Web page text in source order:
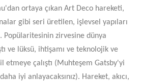
ortaya çıkan Art Deco hareketi,
gibi seri üretilen, işlevsel yapıları
Popülaritesinin zirvesine dünya
ve lüksü, ihtişamı ve teknolojik ve
etmeye çalıştı (Muhteşem Gatsby'yi
iyi anlayacaksınız). Hareket, akıcı,